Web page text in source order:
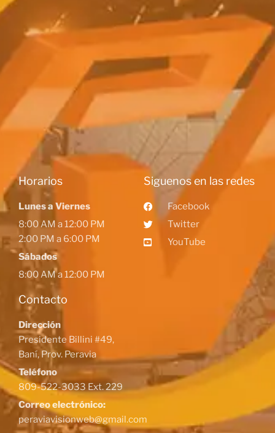
Horarios
Lunes a Viernes
8:00 AM a 12:00 PM
2:00 PM a 6:00 PM
Sábados
8:00 AM a 12:00 PM
Contacto
Dirección
Presidente Billini #49,
Baní, Prov. Peravia
Teléfono
809-522-3033 Ext. 229
Correo electrónico:
peraviavisionweb@gmail.com
Siguenos en las redes
Facebook
Twitter
YouTube